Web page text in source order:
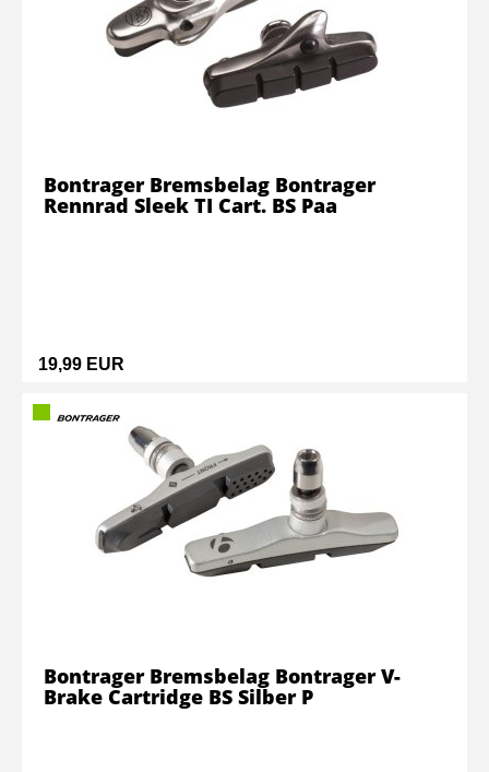
19,99 EUR
Bontrager Bremsbelag Bontrager
Rennrad Sleek TI Cart. BS Paa
Bontrager Bremsbelag Bontrager V-
Brake Cartridge BS Silber P